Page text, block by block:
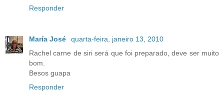
Responder
María José
quarta-feira, janeiro 13, 2010
Rachel carne de siri será que foi preparado, deve ser muito
bom.
Besos guapa
Responder